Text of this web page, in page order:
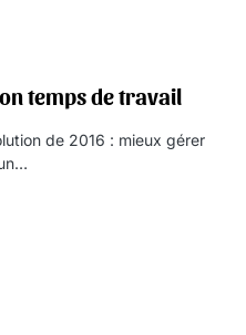
temps de travail
de 2016 : mieux gérer